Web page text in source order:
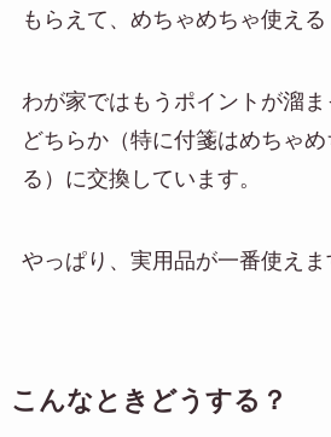
もらえて、めちゃめちゃ使える
わが家ではもうポイントが溜
どちらか（特に付箋はめちゃ
る）に交換しています。
やっぱり、実用品が一番使えま
こんなときどうする？